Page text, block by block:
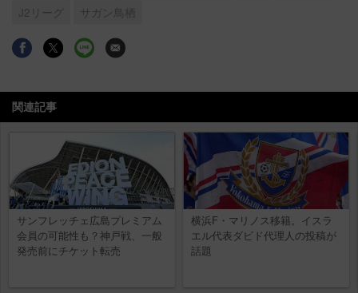
J2リーグ
サガン鳥栖
関連記事
サンフレッチェ広島プレミアム
会員の可能性も？神戸戦、一般
発売前にチケット転売
横浜F・マリノス移籍。イスラ
エル代表ダビド代理人の投稿が
話題